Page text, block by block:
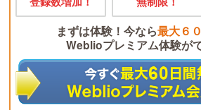
まずは体験！今なら最大６
Weblioプレミアム体験が